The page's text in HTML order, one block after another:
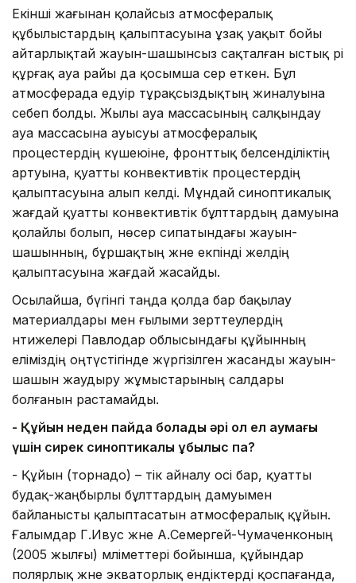
Екінші жағынан қолайсыз атмосфералық
құбылыстардың қалыптасуына ұзақ уақыт бойы
айтарлықтай жауын-шашынсыз сақталған ыстық әрі
құрғақ ауа райы да қосымша әсер еткен. Бұл
атмосферада едәуір тұрақсыздықтың жиналуына
себеп болды. Жылы ауа массасының салқындау
ауа массасына ауысуы атмосфералық
процестердің күшеюіне, фронттық белсенділіктің
артуына, қуатты конвективтік процестердің
қалыптасуына алып келді. Мұндай синоптикалық
жағдай қуатты конвективтік бұлттардың дамуына
қолайлы болып, нөсер сипатындағы жауын-
шашынның, бұршақтың және екпінді желдің
қалыптасуына жағдай жасайды.
Осылайша, бүгінгі таңда қолда бар бақылау
материалдары мен ғылыми зерттеулердің
нәтижелері Павлодар облысындағы құйынның
еліміздің оңтүстігінде жүргізілген жасанды жауын-
шашын жаудыру жұмыстарының салдары
болғанын растамайды.
- Құйын неден пайда болады әрі ол ел аумағы
үшін сирек синоптикалық құбылыс па?
- Құйын (торнадо) – тік айналу осі бар, қуатты
будақ-жаңбырлы бұлттардың дамуымен
байланысты қалыптасатын атмосфералық құйын.
Ғалымдар Г.Ивус және А.Семергей-Чумаченконың
(2005 жылғы) мәліметтері бойынша, құйындар
полярлық және экваторлық ендіктерді қоспағанда,